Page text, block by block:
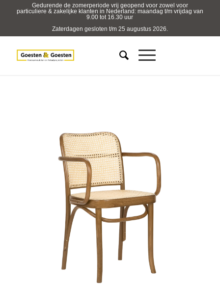
Gedurende de zomerperiode vrij geopend voor zowel voor
particuliere & zakelijke klanten in Nederland: maandag t/m vrijdag van
9.00 tot 16.30 uur
Zaterdagen gesloten t/m 25 augustus 2026.